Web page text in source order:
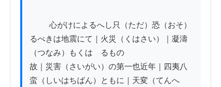
るべきは地震にて｜火災（くはさい）｜凝濤
（つなみ）もくはゝるもの
故｜災害（さいがい）の第一也近年｜四夷八
蛮（しいはちばん）ともに｜天変（てんへ